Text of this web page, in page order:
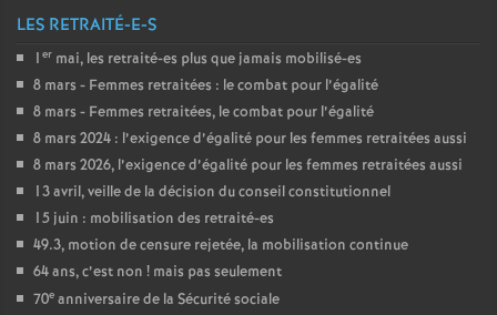
LES RETRAITÉ-E-S
1 er mai, les retraité-es plus que jamais mobilisé-es
8 mars - Femmes retraitées : le combat pour l’égalité
8 mars - Femmes retraitées, le combat pour l’égalité
8 mars 2024 : l’exigence d’égalité pour les femmes retraitées aussi
8 mars 2026, l’exigence d’égalité pour les femmes retraitées aussi
13 avril, veille de la décision du conseil constitutionnel
15 juin : mobilisation des retraité-es
49.3, motion de censure rejetée, la mobilisation continue
64 ans, c’est non ! mais pas seulement
70e anniversaire de la Sécurité sociale